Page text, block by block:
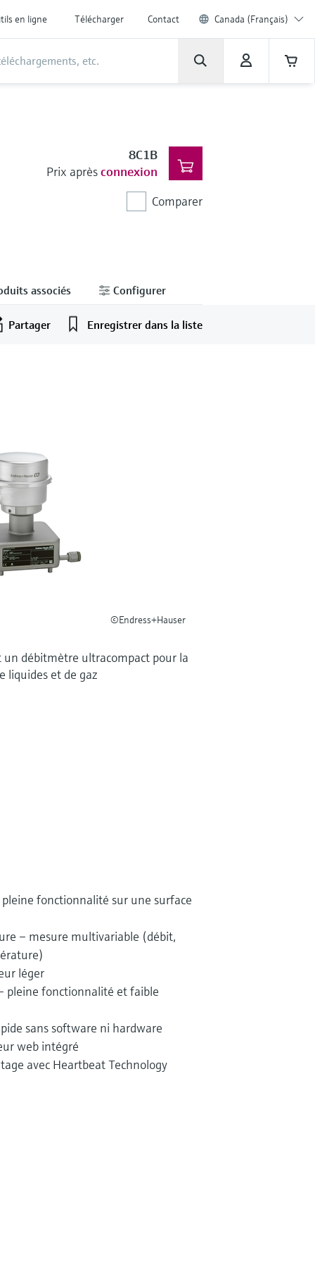
en ligne Télécharger Contact Canada (Français)
8C1B
Prix aprèsconnexion
Comparer
associés Configurer
Partager Enregistrer dans la liste
©Endress+Hauser
un débitmètre ultracompact pour la
liquides et de gaz
fonctionnalité sur une surface
– mesure multivariable (débit,
léger
pleine fonctionnalité et faible
sans software ni hardware
web intégré
avec Heartbeat Technology